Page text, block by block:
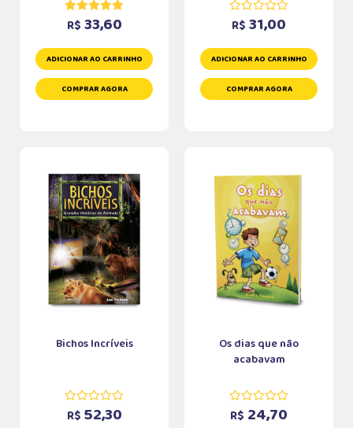
R$ 33,60
ADICIONAR AO CARRINHO
COMPRAR AGORA
R$ 31,00
ADICIONAR AO CARRINHO
COMPRAR AGORA
Bichos Incríveis
R$ 52,30
Os dias que não
acabavam
R$ 24,70